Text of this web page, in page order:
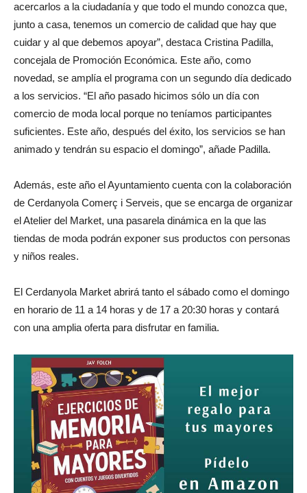
acercarlos a la ciudadanía y que todo el mundo conozca que,
junto a casa, tenemos un comercio de calidad que hay que
cuidar y al que debemos apoyar”, destaca Cristina Padilla,
concejala de Promoción Económica. Este año, como
novedad, se amplía el programa con un segundo día dedicado
a los servicios. “El año pasado hicimos sólo un día con
comercio de moda local porque no teníamos participantes
suficientes. Este año, después del éxito, los servicios se han
animado y tendrán su espacio el domingo”, añade Padilla.
Además, este año el Ayuntamiento cuenta con la colaboración
de Cerdanyola Comerç i Serveis, que se encarga de organizar
el Atelier del Market, una pasarela dinámica en la que las
tiendas de moda podrán exponer sus productos con personas
y niños reales.
El Cerdanyola Market abrirá tanto el sábado como el domingo
en horario de 11 a 14 horas y de 17 a 20:30 horas y contará
con una amplia oferta para disfrutar en familia.